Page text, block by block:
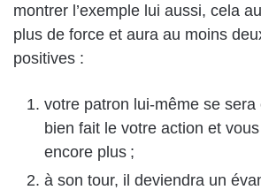
montrer l’exemple lui aussi, cela
plus de force et aura au moins
positives :
votre patron lui-même se sera
bien fait le votre action et
encore plus ;
à son tour, il deviendra un